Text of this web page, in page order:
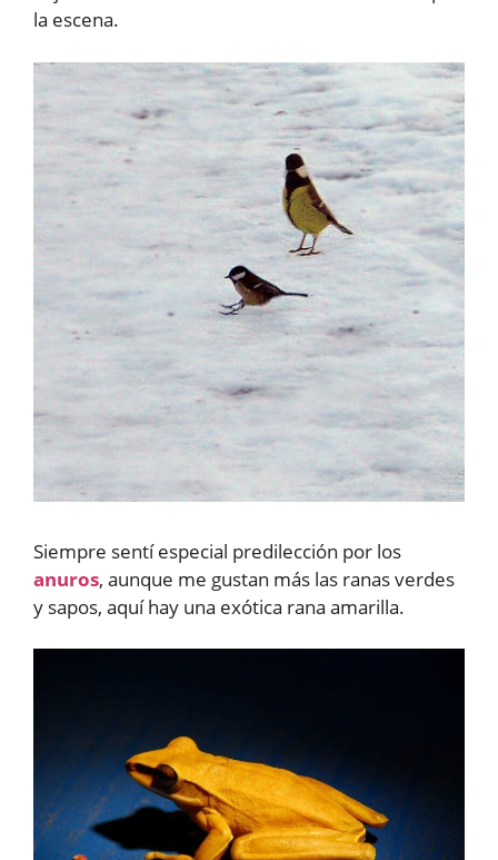
la escena.
Siempre sentí especial predilección por los
anuros, aunque me gustan más las ranas verdes
y sapos, aquí hay una exótica rana amarilla.